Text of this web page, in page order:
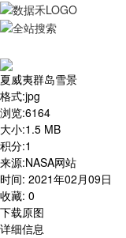
夏威夷群岛雪景
格式:jpg
浏览:6164
大小:1.5 MB
积分:1
来源:NASA网站
时间: 2021年02月09日
收藏: 0
下载原图
详细信息